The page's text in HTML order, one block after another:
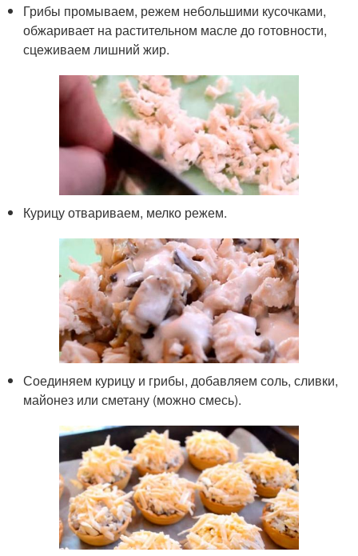
Грибы промываем, режем небольшими кусочками,
обжаривает на растительном масле до готовности,
сцеживаем лишний жир.
Курицу отвариваем, мелко режем.
Соединяем курицу и грибы, добавляем соль, сливки,
майонез или сметану (можно смесь).